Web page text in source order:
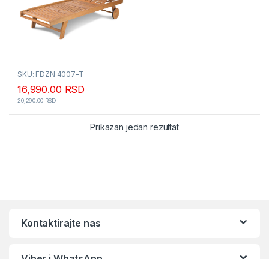
SKU: FDZN 4007-T
16,990.00 RSD
20,290.00RSD
Prikazan jedan rezultat
Kontaktirajte nas